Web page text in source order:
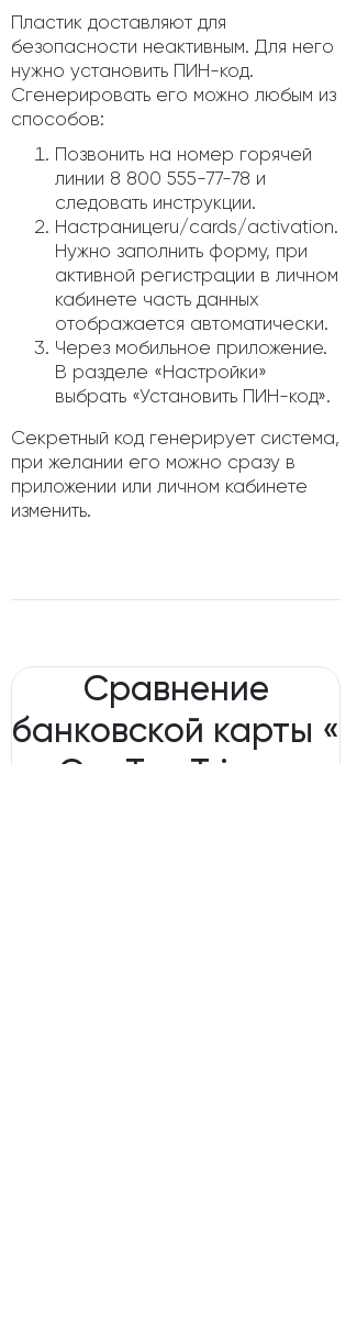
Пластик доставляют для
безопасности неактивным. Для него
нужно установить ПИН-код.
Сгенерировать его можно любым из
способов:
Позвонить на номер горячей
линии 8 800 555-77-78 и
следовать инструкции.
Настраницеru/cards/activation.
Нужно заполнить форму, при
активной регистрации в личном
кабинете часть данных
отображается автоматически.
Через мобильное приложение.
В разделе «Настройки»
выбрать «Установить ПИН-код».
Секретный код генерирует система,
при желании его можно сразу в
приложении или личном кабинете
изменить.
Сравнение
банковской карты «
OneTwoTrip» с